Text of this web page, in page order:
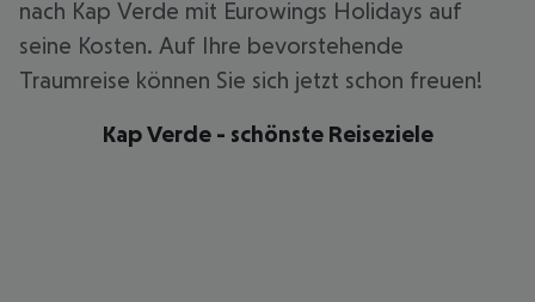
nach Kap Verde mit Eurowings Holidays auf
seine Kosten. Auf Ihre bevorstehende
Traumreise können Sie sich jetzt schon freuen!
Kap Verde - schönste Reiseziele